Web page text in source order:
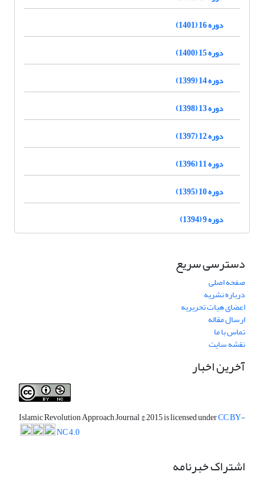
دوره 16 (1401)
دوره 15 (1400)
دوره 14 (1399)
دوره 13 (1398)
دوره 12 (1397)
دوره 11 (1396)
دوره 10 (1395)
دوره 9 (1394)
دسترسی سریع
صفحه اصلی
درباره نشریه
اعضای هیات تحریریه
ارسال مقاله
تماس با ما
نقشه سایت
آخرین اخبار
Islamic Revolution Approach Journal© 2015 is licensed underCC BY-
NC 4.0
اشتراک خبرنامه